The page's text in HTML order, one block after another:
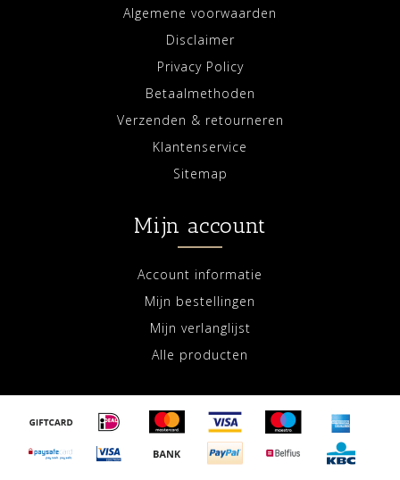
Algemene voorwaarden
Disclaimer
Privacy Policy
Betaalmethoden
Verzenden & retourneren
Klantenservice
Sitemap
Mijn account
Account informatie
Mijn bestellingen
Mijn verlanglijst
Alle producten